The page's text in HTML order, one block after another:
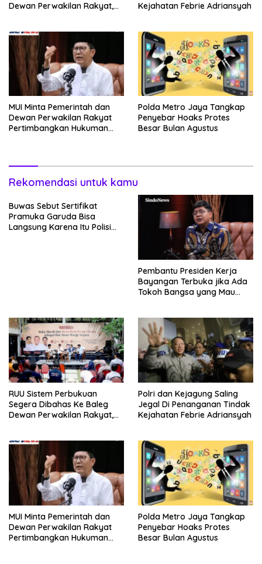
Dewan Perwakilan Rakyat,
Kejahatan Febrie Adriansyah
MUI Minta Pemerintah dan
Dewan Perwakilan Rakyat
Pertimbangkan Hukuman
Polda Metro Jaya Tangkap
Penyebar Hoaks Protes
Besar Bulan Agustus
Rekomendasi untuk kamu
Buwas Sebut Sertifikat
Pramuka Garuda Bisa
Langsung Karena Itu Polisi
Pembantu Presiden Kerja
Bayangan Terbuka jika Ada
Tokoh Bangsa yang Mau
RUU Sistem Perbukuan
Segera Dibahas Ke Baleg
Dewan Perwakilan Rakyat,
Polri dan Kejagung Saling
Jegal Di Penanganan Tindak
Kejahatan Febrie Adriansyah
MUI Minta Pemerintah dan
Dewan Perwakilan Rakyat
Pertimbangkan Hukuman
Polda Metro Jaya Tangkap
Penyebar Hoaks Protes
Besar Bulan Agustus